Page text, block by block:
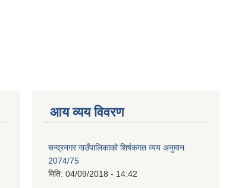
आय व्यय विवरण
चन्द्रनगर गाउँपालिकाको शिर्षकगत व्यय अनुमान
2074/75
मिति: 04/09/2018 - 14:42